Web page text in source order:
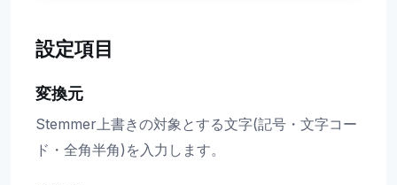
設定項目
変換元
Stemmer上書きの対象とする文字(記号・文字コー
ド・全角半角)を入力します。